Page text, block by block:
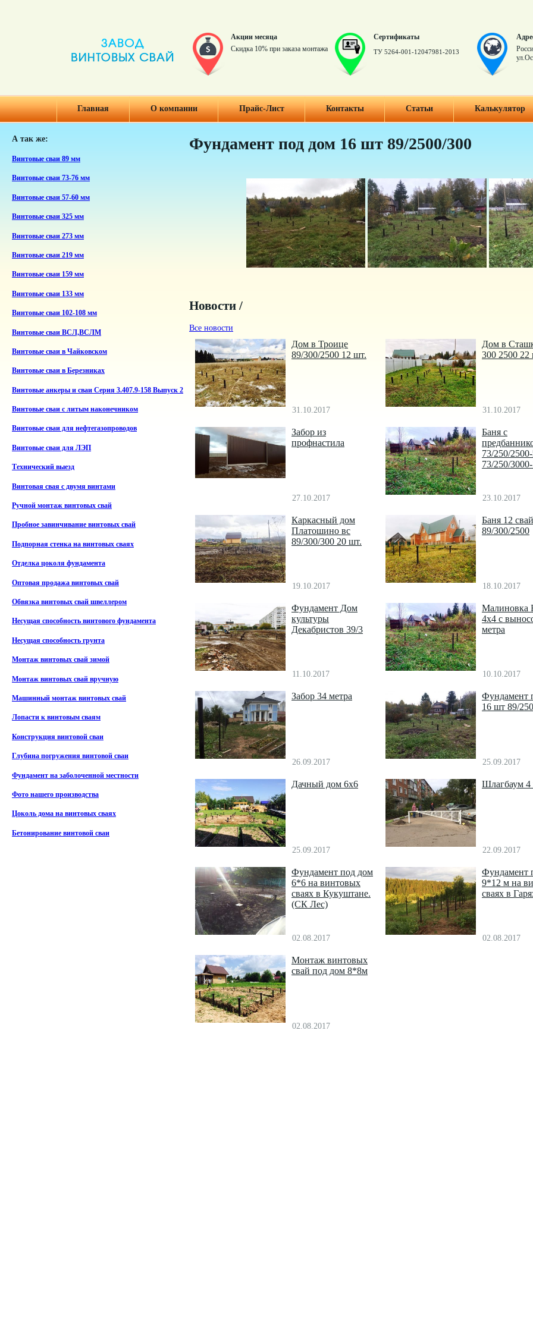
Акции месяца
Скидка 10% при заказа монтажа
Сертификаты
ТУ 5264-001-12047981-2013
Главная О компании Прайс-Лист Контакты Статьи Калькулятор
А так же:
Винтовые сваи 89 мм
Винтовые сваи 73-76 мм
Винтовые сваи 57-60 мм
Винтовые сваи 325 мм
Винтовые сваи 273 мм
Винтовые сваи 219 мм
Винтовые сваи 159 мм
Винтовые сваи 133 мм
Винтовые сваи 102-108 мм
Винтовые сваи ВСЛ,ВСЛМ
Винтовые сваи в Чайковском
Винтовые сваи в Березниках
Винтовые анкеры и сваи Серия 3.407.9-158 Выпуск 2
Винтовые сваи с литым наконечником
Винтовые сваи для нефтегазопроводов
Винтовые сваи для ЛЭП
Технический выезд
Винтовая свая с двумя винтами
Ручной монтаж винтовых свай
Пробное завинчивание винтовых свай
Подпорная стенка на винтовых сваях
Отделка цоколя фундамента
Оптовая продажа винтовых свай
Обвязка винтовых свай швеллером
Несущая способность винтового фундамента
Несущая способность грунта
Монтаж винтовых свай зимой
Монтаж винтовых свай вручную
Машинный монтаж винтовых свай
Лопасти к винтовым сваям
Конструкция винтовой сваи
Глубина погружения винтовой сваи
Фундамент на заболоченной местности
Фото нашего производства
Цоколь дома на винтовых сваях
Бетонирование винтовой сваи
Фундамент под дом 16 шт 89/2500/300
Новости /
Все новости
Дом в Троице
89/300/2500 12 шт.
31.10.2017
Дом в
300 2500 22
31.10.2017
Забор из
профнастила
27.10.2017
Баня с
73/250/
73/250/
23.10.2017
Каркасный дом
Платошино вс
89/300/300 20 шт.
19.10.2017
Баня 12 свай
89/300/2500
18.10.2017
Фундамент Дом
культуры
Декабристов 39/3
11.10.2017
Малиновка
4х4 с
метра
10.10.2017
Забор 34 метра
26.09.2017
Фундамент
16 шт 89/
25.09.2017
Дачный дом 6х6
25.09.2017
Шлагбаум 4
22.09.2017
Фундамент под дом
6*6 на винтовых
сваях в Кукуштане.
(СК Лес)
02.08.2017
Фундамент
9*12 м на
сваях в
02.08.2017
Монтаж винтовых
свай под дом 8*8м
02.08.2017